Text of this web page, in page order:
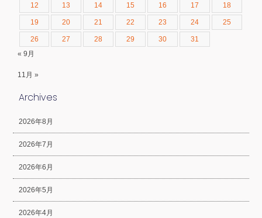
12 13 14 15 16 17 18
19 20 21 22 23 24 25
26 27 28 29 30
31
« 9月
11月 »
Archives
2026年8月
2026年7月
2026年6月
2026年5月
2026年4月